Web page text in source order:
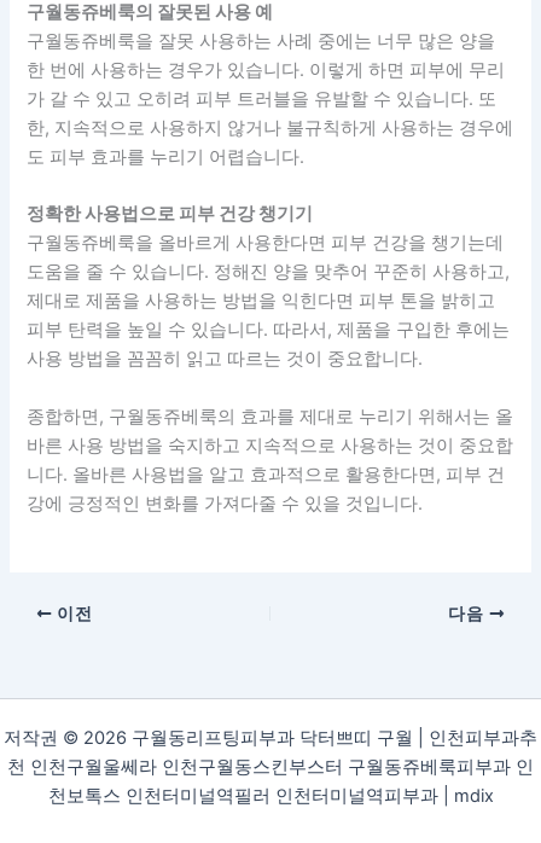
구월동쥬베룩의 잘못된 사용 예
구월동쥬베룩을 잘못 사용하는 사례 중에는 너무 많은 양을
한 번에 사용하는 경우가 있습니다. 이렇게 하면 피부에 무리
가 갈 수 있고 오히려 피부 트러블을 유발할 수 있습니다. 또
한, 지속적으로 사용하지 않거나 불규칙하게 사용하는 경우에
도 피부 효과를 누리기 어렵습니다.
정확한 사용법으로 피부 건강 챙기기
구월동쥬베룩을 올바르게 사용한다면 피부 건강을 챙기는데
도움을 줄 수 있습니다. 정해진 양을 맞추어 꾸준히 사용하고,
제대로 제품을 사용하는 방법을 익힌다면 피부 톤을 밝히고
피부 탄력을 높일 수 있습니다. 따라서, 제품을 구입한 후에는
사용 방법을 꼼꼼히 읽고 따르는 것이 중요합니다.
종합하면, 구월동쥬베룩의 효과를 제대로 누리기 위해서는 올
바른 사용 방법을 숙지하고 지속적으로 사용하는 것이 중요합
니다. 올바른 사용법을 알고 효과적으로 활용한다면, 피부 건
강에 긍정적인 변화를 가져다줄 수 있을 것입니다.
이전 다음
저작권 © 2026 구월동리프팅피부과 닥터쁘띠 구월 | 인천피부과추
천 인천구월울쎄라 인천구월동스킨부스터 구월동쥬베룩피부과 인
천보톡스 인천터미널역필러 인천터미널역피부과 | mdix